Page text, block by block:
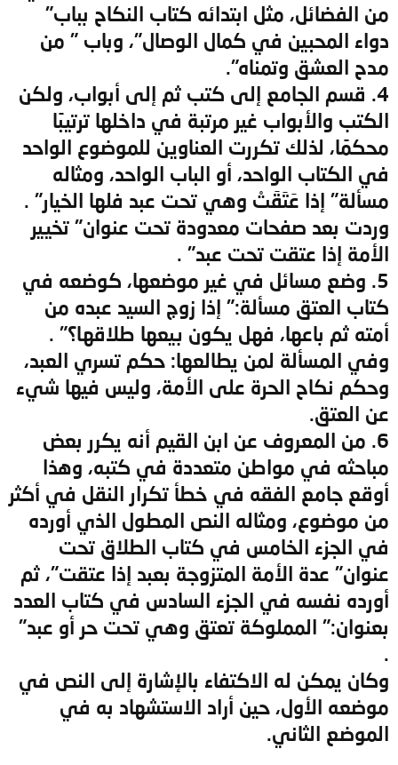
من الفضائل، مثل ابتدائه كتاب النكاح بباب"
دواء المحبين في كمال الوصال"، وباب " من
مدح العشق وتمناه".
4. قسم الجامع إلى كتب ثم إلى أبواب، ولكن
الكتب والأبواب غير مرتبة في داخلها ترتيبًا
محكمًا، لذلك تكررت العناوين للموضوع الواحد
في الكتاب الواحد، أو الباب الواحد، ومثاله
مسألة" إذا عَتَقَتْ وهي تحت عبد فلها الخيار" .
وردت بعد صفحات معدودة تحت عنوان" تخيير
الأمة إذا عتقت تحت عبد" .
5. وضع مسائل في غير موضعها، كوضعه في
كتاب العتق مسألة:" إذا زوج السيد عبده من
أمته ثم باعها، فهل يكون بيعها طلاقها؟" .
وفي المسألة لمن يطالعها: حكم تسري العبد،
وحكم نكاح الحرة على الأمة، وليس فيها شيء
عن العتق.
6. من المعروف عن ابن القيم أنه يكرر بعض
مباحثه في مواطن متعددة في كتبه، وهذا
أوقع جامع الفقه في خطأ تكرار النقل في أكثر
من موضوع، ومثاله النص المطول الذي أورده
في الجزء الخامس في كتاب الطلاق تحت
عنوان" عدة الأمة المتزوجة بعبد إذا عتقت"، ثم
أورده نفسه في الجزء السادس في كتاب العدد
بعنوان:" المملوكة تعتق وهي تحت حر أو عبد"
.
وكان يمكن له الاكتفاء بالإشارة إلى النص في
موضعه الأول، حين أراد الاستشهاد به في
الموضع الثاني.